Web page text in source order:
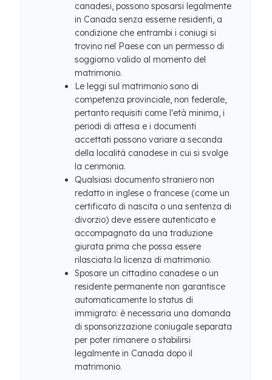
canadesi, possono sposarsi legalmente
in Canada senza esserne residenti, a
condizione che entrambi i coniugi si
trovino nel Paese con un permesso di
soggiorno valido al momento del
matrimonio.
Le leggi sul matrimonio sono di
competenza provinciale, non federale,
pertanto requisiti come l'età minima, i
periodi di attesa e i documenti
accettati possono variare a seconda
della località canadese in cui si svolge
la cerimonia.
Qualsiasi documento straniero non
redatto in inglese o francese (come un
certificato di nascita o una sentenza di
divorzio) deve essere autenticato e
accompagnato da una traduzione
giurata prima che possa essere
rilasciata la licenza di matrimonio.
Sposare un cittadino canadese o un
residente permanente non garantisce
automaticamente lo status di
immigrato: è necessaria una domanda
di sponsorizzazione coniugale separata
per poter rimanere o stabilirsi
legalmente in Canada dopo il
matrimonio.